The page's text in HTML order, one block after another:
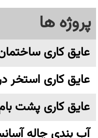
پروژه ها
عایق کاری
عایق کاری استخر
عایق کاری پشت
آب بندی چاله